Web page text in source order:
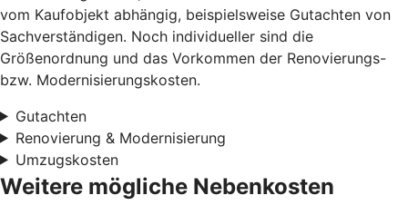
vom Kaufobjekt abhängig, beispielsweise Gutachten von
Sachverständigen. Noch individueller sind die
Größenordnung und das Vorkommen der Renovierungs-
bzw. Modernisierungskosten.
Gutachten
Renovierung & Modernisierung
Umzugskosten
Weitere mögliche Nebenkosten